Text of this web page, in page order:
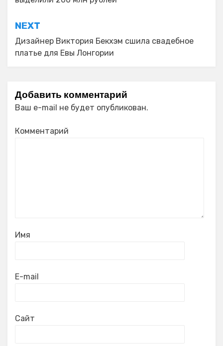
NEXT
Дизайнер Виктория Бекхэм сшила свадебное
платье для Евы Лонгории
Добавить комментарий
Ваш e-mail не будет опубликован.
Комментарий
Имя
E-mail
Сайт